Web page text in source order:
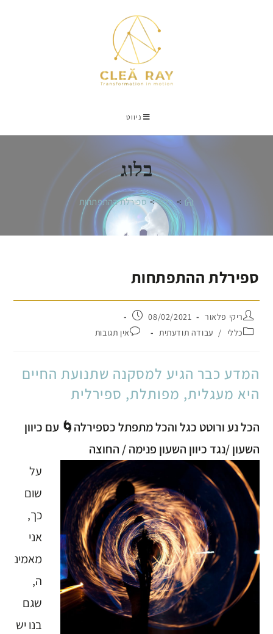
ניווט
בלוג
> כללי > ספירלת ההתפתחות
ספירלת ההתפתחות
ריקי פלאור
08/02/2021
כללי
/ עבודה תודעתית אין תגובות
המדע כבר הגיע למסקנה שתנועת החיים
היא מעגלית, מפותלת, ספירלית
הכל נע ורוטט כגל והכל מתפתל כספירלה🌀 עם כיוון
השעון /נגד כיוון השעון פנימה / החוצה
על
שום
כך,
אני
מאמינ
ה,
שגם
בנו יש